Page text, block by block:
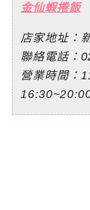
金仙蝦捲飯
店家地址：
聯絡電話：
營業時間：